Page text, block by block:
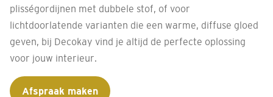
plisségordijnen met dubbele stof, of voor
lichtdoorlatende varianten die een warme, diffuse gloed
geven, bij Decokay vind je altijd de perfecte oplossing
voor jouw interieur.
Afspraak maken